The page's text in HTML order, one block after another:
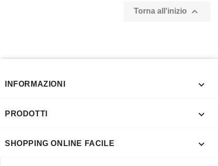
Torna all'inizio 
INFORMAZIONI 
PRODOTTI 
SHOPPING ONLINE FACILE 